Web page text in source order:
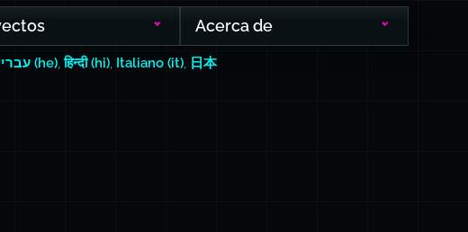
Acerca de
עברית (he) ,हिन्दी (hi) Italiano (it)
日本